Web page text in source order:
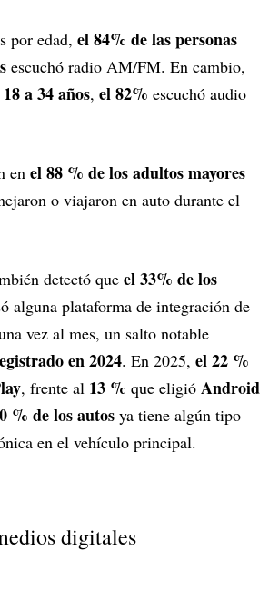
por edad, el 84% de las personas
escuchó radio AM/FM. En cambio,
18 a 34 años, el 82% escuchó audio
en el 88 % de los adultos mayores
o viajaron en auto durante el
detectó que el 33% de los
alguna plataforma de integración de
vez al mes, un salto notable
en 2024. En 2025, el 22 %
, frente al 13 % que eligió Android
% de los autos ya tiene algún tipo
en el vehículo principal.
digitales